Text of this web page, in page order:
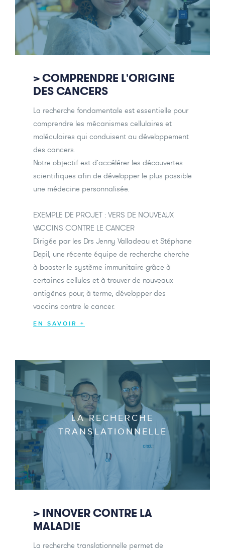
> COMPRENDRE L'ORIGINE
DES CANCERS
La recherche fondamentale est essentielle pour
comprendre les mécanismes cellulaires et
moléculaires qui conduisent au développement
des cancers.
Notre objectif est d’accélérer les découvertes
scientifiques afin de développer le plus possible
une médecine personnalisée.
EXEMPLE DE PROJET : VERS DE NOUVEAUX
VACCINS CONTRE LE CANCER
Dirigée par les Drs Jenny Valladeau et Stéphane
Depil, une récente équipe de recherche cherche
à booster le système immunitaire grâce à
certaines cellules et à trouver de nouveaux
antigènes pour, à terme, développer des
vaccins contre le cancer.
EN SAVOIR +
LA RECHERCHE
TRANSLATIONNELLE
> INNOVER CONTRE LA
MALADIE
La recherche translationnelle permet de